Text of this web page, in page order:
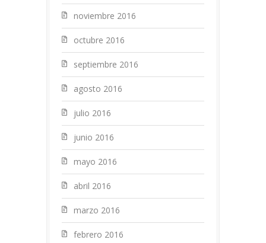
noviembre 2016
octubre 2016
septiembre 2016
agosto 2016
julio 2016
junio 2016
mayo 2016
abril 2016
marzo 2016
febrero 2016